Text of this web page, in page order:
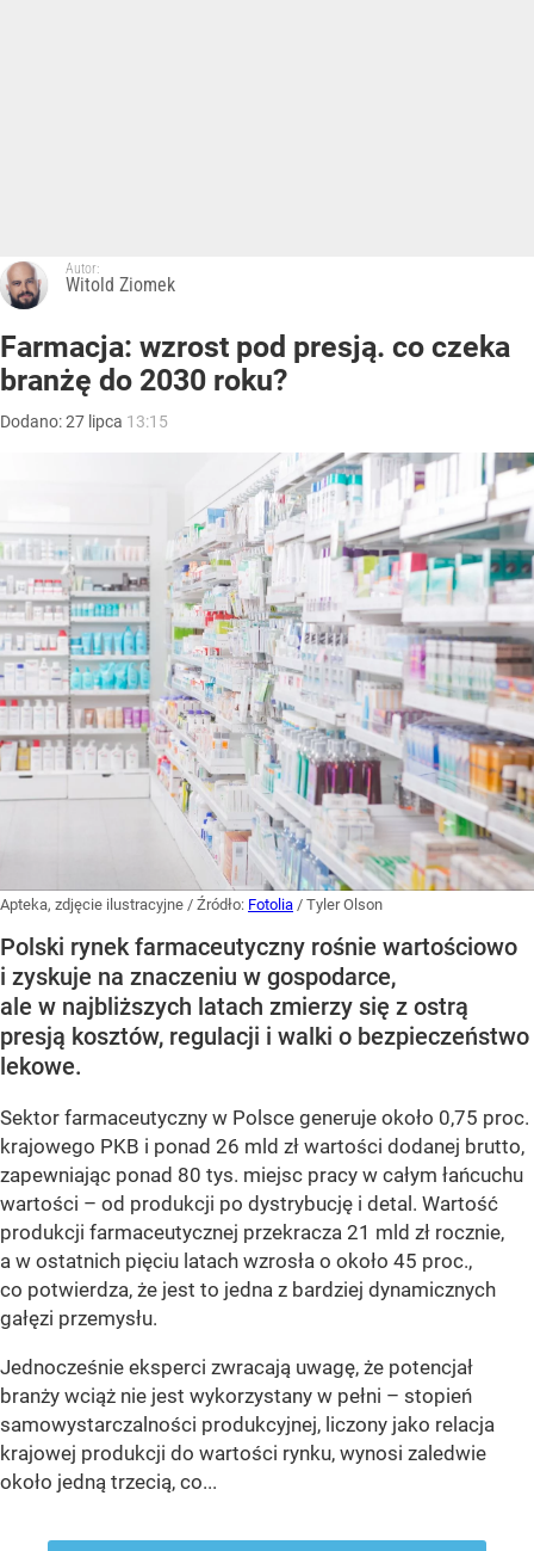
Autor:
Witold Ziomek
Farmacja: wzrost pod presją. co czeka
branżę do 2030 roku?
Dodano:27 lipca 13:15
Apteka, zdjęcie ilustracyjne / Źródło: Fotolia / Tyler Olson
Polski rynek farmaceutyczny rośnie wartościowo
i zyskuje na znaczeniu w gospodarce,
ale w najbliższych latach zmierzy się z ostrą
presją kosztów, regulacji i walki o bezpieczeństwo
lekowe.
Sektor farmaceutyczny w Polsce generuje około 0,75 proc.
krajowego PKB i ponad 26 mld zł wartości dodanej brutto,
zapewniając ponad 80 tys. miejsc pracy w całym łańcuchu
wartości – od produkcji po dystrybucję i detal. Wartość
produkcji farmaceutycznej przekracza 21 mld zł rocznie,
a w ostatnich pięciu latach wzrosła o około 45 proc.,
co potwierdza, że jest to jedna z bardziej dynamicznych
gałęzi przemysłu.
Jednocześnie eksperci zwracają uwagę, że potencjał
branży wciąż nie jest wykorzystany w pełni – stopień
samowystarczalności produkcyjnej, liczony jako relacja
krajowej produkcji do wartości rynku, wynosi zaledwie
około jedną trzecią, co...